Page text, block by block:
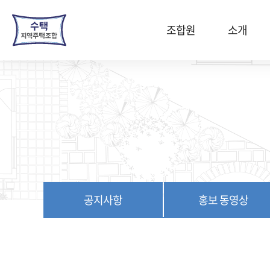
로
가
조합원 소개
공지사항 홍보 동영상